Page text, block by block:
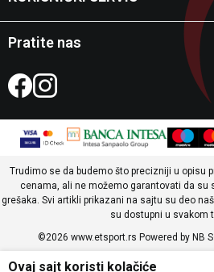
Pratite nas
Trudimo se da budemo što precizniji u opisu
cenama, ali ne možemo garantovati da su
grešaka. Svi artikli prikazani na sajtu su deo
su dostupni u svakom
©2026 www.etsport.rs Powered by NB
Ovaj sajt koristi kolačiće